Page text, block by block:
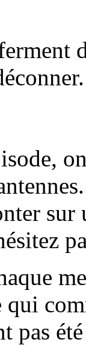
qui
pas